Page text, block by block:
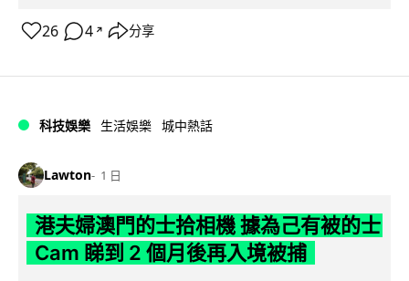
26 4 ↗ 分享
科技娛樂 生活娛樂 城中熱話
Lawton 1 日
港夫婦澳門的士拾相機 據為己有被的士
Cam 睇到 2 個月後再入境被捕